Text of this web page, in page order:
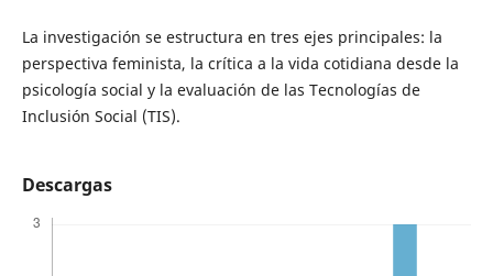
La investigación se estructura en tres ejes principales: la
perspectiva feminista, la crítica a la vida cotidiana desde la
psicología social y la evaluación de las Tecnologías de
Inclusión Social (TIS).
Descargas